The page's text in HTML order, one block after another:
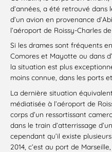
d’années, a été retrouvé dans
d’un avion en provenance
l’aéroport de Roissy-Charles
Si les drames sont fréquents
Comores et Mayotte ou dans
la situation est plus
moins connue, dans les ports
La dernière situation
médiatisée à l’aéroport de
corps d’un ressortissant
dans le train d’atterrissage
cependant qu’il existe
2014, c’est au port de